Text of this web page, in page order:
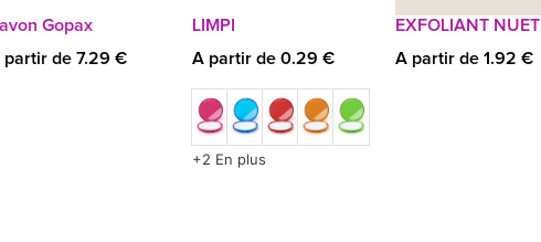
Gopax
partir de 7.29 €
LIMPI
A partir de 0.29 €
+2 En plus
EXFOLIANT NUET
A partir de 1.92 €